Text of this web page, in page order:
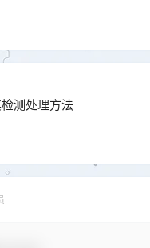
测处理方法